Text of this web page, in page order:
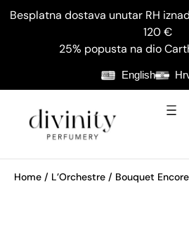
Besplatna dostava unutar RH
120 €
25% popusta na dio
English
Home / L’Orchestre / Bouquet